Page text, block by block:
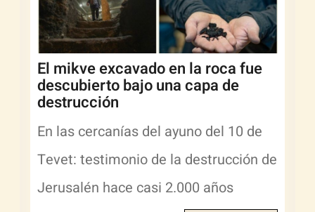
El mikve excavado en la roca fue
descubierto bajo una capa de
destrucción
En las cercanías del ayuno del 10 de
Tevet: testimonio de la destrucción de
Jerusalén hace casi 2.000 años